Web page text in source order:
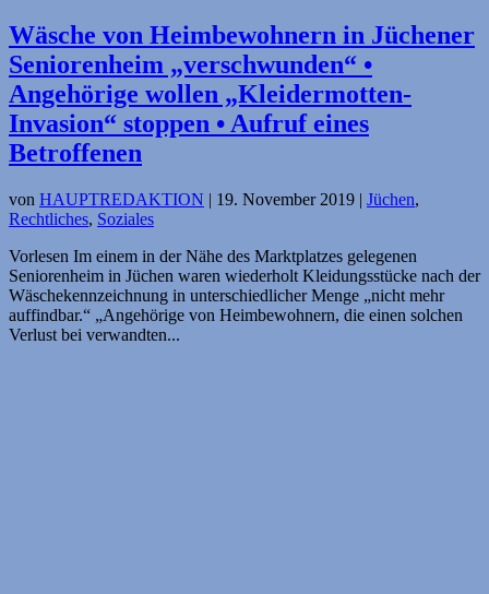
Wäsche von Heimbewohnern in Jüchener
Seniorenheim „verschwunden“ •
Angehörige wollen „Kleidermotten-
Invasion“ stoppen • Aufruf eines
Betroffenen
von HAUPTREDAKTION | 19. November 2019 | Jüchen,
Rechtliches, Soziales
Vorlesen Im einem in der Nähe des Marktplatzes gelegenen
Seniorenheim in Jüchen waren wiederholt Kleidungsstücke nach der
Wäschekennzeichnung in unterschiedlicher Menge „nicht mehr
auffindbar.“ „Angehörige von Heimbewohnern, die einen solchen
Verlust bei verwandten...